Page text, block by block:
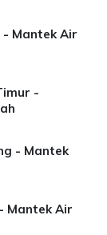
- Mantek Air
-
- Mantek
Mantek Air